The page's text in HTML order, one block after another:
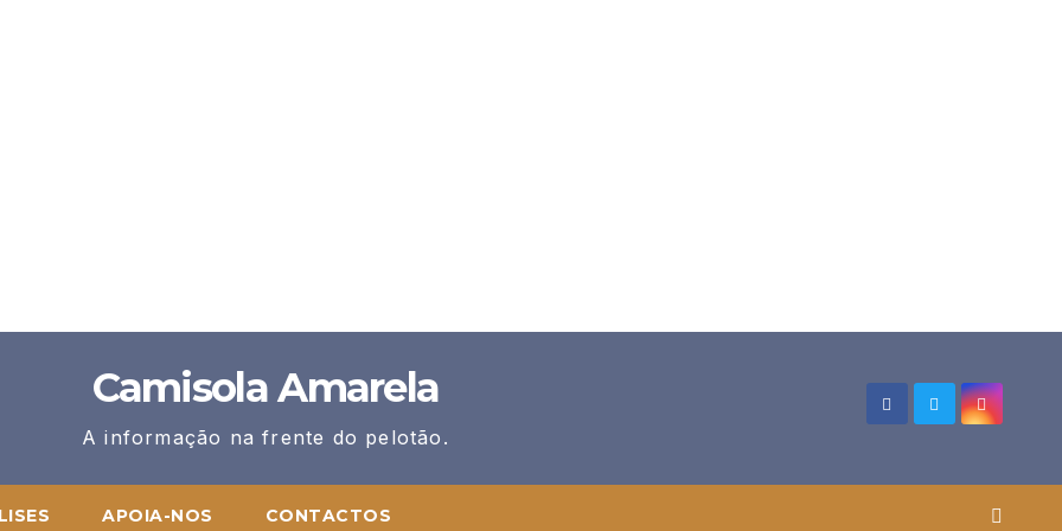
Camisola Amarela
A informação na frente do pelotão.
APOIA-NOS CONTACTOS